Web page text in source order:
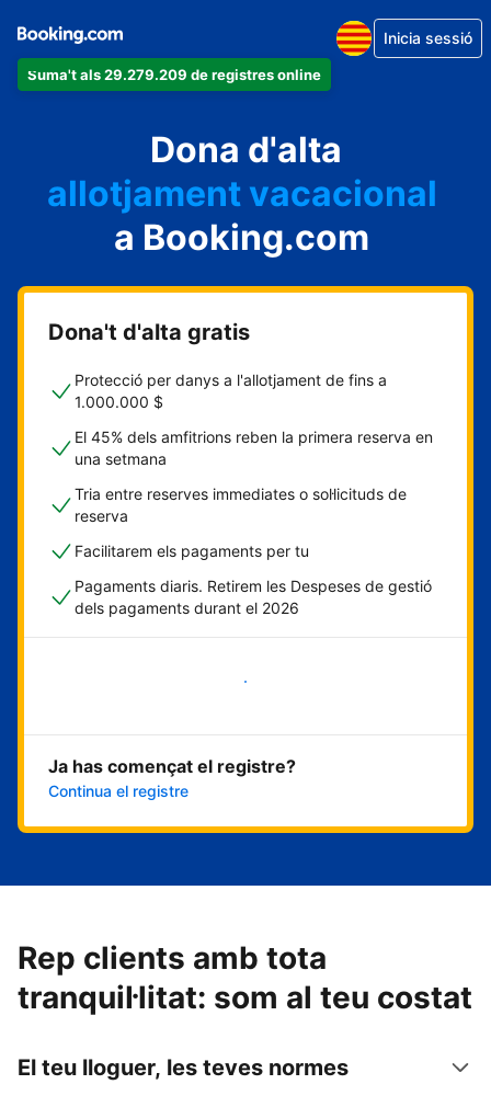
Suma't als 29.279.209 de registres online
Inicia sessió
Dona d'alta
un apartament
un hotel
allotjament vacacional
un hostal
una casa rural
a Booking.com
Dona't d'alta gratis
Protecció per danys a l'allotjament de fins a
1.000.000 $
El 45% dels amfitrions reben la primera reserva en
una setmana
Tria entre reserves immediates o sol·licituds de
reserva
Facilitarem els pagaments per tu
Pagaments diaris. Retirem les Despeses de gestió
dels pagaments durant el 2026
Comença ara
Ja has començat el registre?
Continua el registre
Rep clients amb tota
tranquil·litat: som al teu costat
El teu lloguer, les teves normes